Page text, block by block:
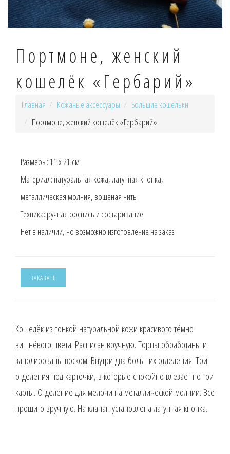
Портмоне, женский
кошелёк «Гербарий»
Главная Кожаные аксессуары
Большие кошельки
Портмоне, женский кошелёк «Гербарий»
Размеры: 11 x 21 см
Материал: натуральная кожа, латунная кнопка,
металлическая молния, вощёная нить
Техника: ручная роспись и состаривание
Нет в наличии, но возможно изготовление на заказ
ЗАКАЗАТЬ
Кошелёк из тонкой натуральной кожи красивого тёмно-
вишнёвого цвета. Расписан вручную. Торцы обработаны и
заполированы воском. Внутри два больших отделения. Три
отделения под карточки, в которые спокойно влезает по три
карты. Отделение для мелочи на металлической молнии. Все
прошито вручную. На клапан установлена латунная кнопка.